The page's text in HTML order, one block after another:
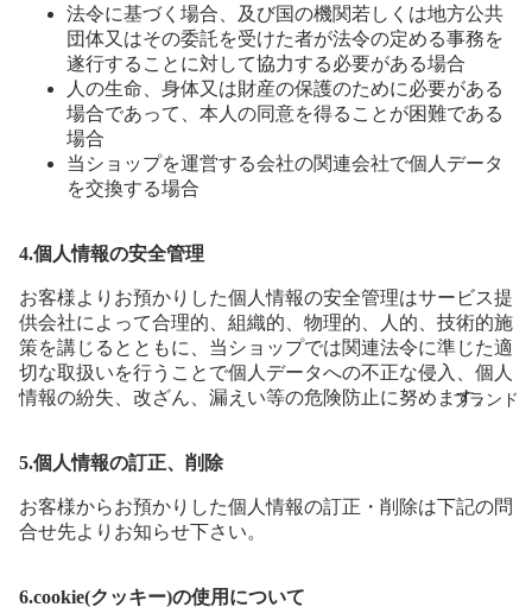
ブランド
法令に基づく場合、及び国の機関若しくは地方公共
団体又はその委託を受けた者が法令の定める事務を
遂行することに対して協力する必要がある場合
人の生命、身体又は財産の保護のために必要がある
場合であって、本人の同意を得ることが困難である
場合
当ショップを運営する会社の関連会社で個人データ
を交換する場合
4.個人情報の安全管理
お客様よりお預かりした個人情報の安全管理はサービス提
供会社によって合理的、組織的、物理的、人的、技術的施
策を講じるとともに、当ショップでは関連法令に準じた適
切な取扱いを行うことで個人データへの不正な侵入、個人
情報の紛失、改ざん、漏えい等の危険防止に努めます。
5.個人情報の訂正、削除
お客様からお預かりした個人情報の訂正・削除は下記の問
合せ先よりお知らせ下さい。
6.cookie(クッキー)の使用について